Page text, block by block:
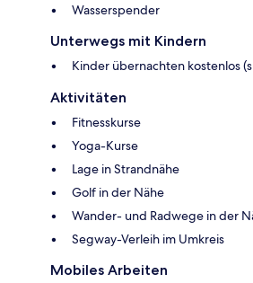
Wasserspender
Unterwegs mit Kindern
Kinder übernachten kostenlos
Aktivitäten
Fitnesskurse
Yoga-Kurse
Lage in Strandnähe
Golf in der Nähe
Wander- und Radwege in der
Segway-Verleih im Umkreis
Mobiles Arbeiten